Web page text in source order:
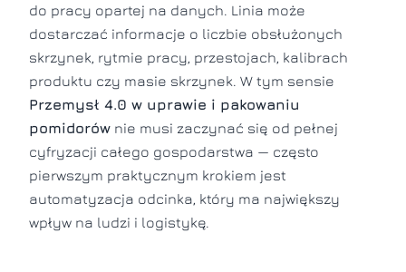
do pracy opartej na danych. Linia może
dostarczać informacje o liczbie obsłużonych
skrzynek, rytmie pracy, przestojach, kalibrach
produktu czy masie skrzynek. W tym sensie
Przemysł 4.0 w uprawie i pakowaniu
pomidorów nie musi zaczynać się od pełnej
cyfryzacji całego gospodarstwa — często
pierwszym praktycznym krokiem jest
automatyzacja odcinka, który ma największy
wpływ na ludzi i logistykę.